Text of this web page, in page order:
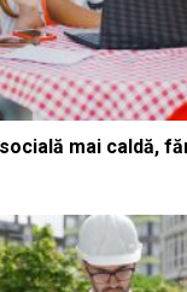
mai caldă,